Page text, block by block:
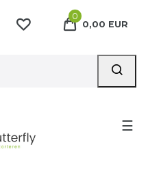
0
0,00 EUR
☰